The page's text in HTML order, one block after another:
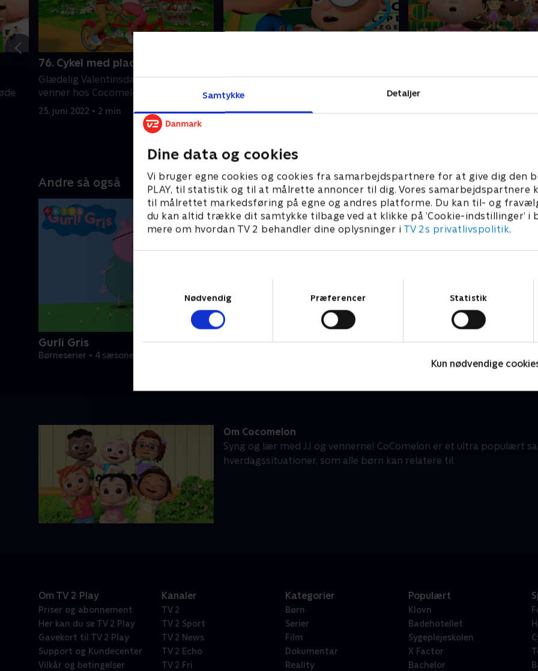
Samtykke Detaljer
Dine data og cookies
Vi bruger egne cookies og cookies fra samarbejdspartnere for at give dig den
PLAY, til statistik og til at målrette annoncer til dig. Vores samarbejdspartnere
til målrettet markedsføring på egne og andres platforme. Du kan til- og
du kan altid trække dit samtykke tilbage ved at klikke på ’Cookie-indstillinger’ i
mere om hvordan TV 2 behandler dine oplysninger i TV 2s privatlivspolitik.
Nødvendig
Præferencer Statistik
Kun nødvendige
76. Cykel med plads til to
Glædelig Valentinsdag fra alle dine
venner hos Cocomelon!
25. juni 2022 • 2 min
Doktoren tjekker og ser om vi er
sunde og raske i dag!
25. juni 2022 • 2 min
klassiske favoritsang!
Andre så også
Gurli Gris
Børneserier • 4 sæsoner
Om Cocomelon
Syng og lær med JJ og vennerne! CoComelon er et ultra populært
hverdagssituationer, som alle børn kan relatere til.
Om TV 2 Play
Priser og abonnement
Her kan du se TV 2 Play
Gavekort til TV 2 Play
Support og Kundecenter
Vilkår og betingelser
Kanaler
TV 2
TV 2 Sport
TV 2 News
TV 2 Echo
TV 2 Fri
Kategorier
Børn
Serier
Film
Dokumentar
Reality
Populært
Klovn
Badehotellet
Sygeplejeskolen
X Factor
Bachelor